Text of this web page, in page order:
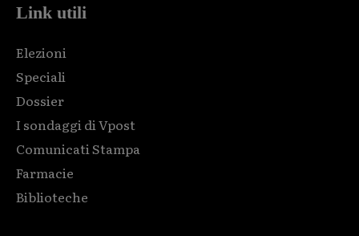
Link utili
Elezioni
Speciali
Dossier
I sondaggi di Vpost
Comunicati Stampa
Farmacie
Biblioteche